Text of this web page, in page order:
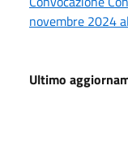
novembre 2024
Ultimo